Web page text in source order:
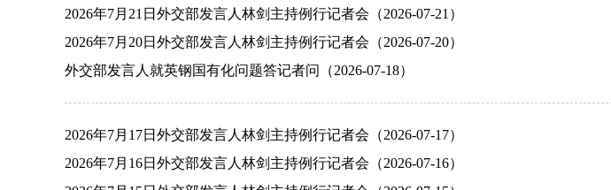
2026年7月21日外交部发言人林剑主持例行记者会（2026-07-21）
2026年7月20日外交部发言人林剑主持例行记者会（2026-07-20）
外交部发言人就英钢国有化问题答记者问（2026-07-18）
2026年7月17日外交部发言人林剑主持例行记者会（2026-07-17）
2026年7月16日外交部发言人林剑主持例行记者会（2026-07-16）